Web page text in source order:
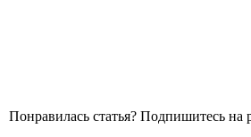
Понравилась статья? Подпишитесь на